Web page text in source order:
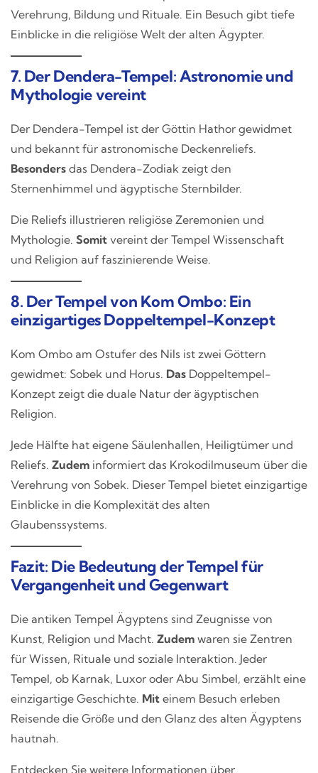
Verehrung, Bildung und Rituale. Ein Besuch gibt tiefe
Einblicke in die religiöse Welt der alten Ägypter.
7. Der Dendera-Tempel: Astronomie und
Mythologie vereint
Der Dendera-Tempel ist der Göttin Hathor gewidmet
und bekannt für astronomische Deckenreliefs.
Besonders das Dendera-Zodiak zeigt den
Sternenhimmel und ägyptische Sternbilder.
Die Reliefs illustrieren religiöse Zeremonien und
Mythologie. Somit vereint der Tempel Wissenschaft
und Religion auf faszinierende Weise.
8. Der Tempel von Kom Ombo: Ein
einzigartiges Doppeltempel-Konzept
Kom Ombo am Ostufer des Nils ist zwei Göttern
gewidmet: Sobek und Horus. Das Doppeltempel-
Konzept zeigt die duale Natur der ägyptischen
Religion.
Jede Hälfte hat eigene Säulenhallen, Heiligtümer und
Reliefs. Zudem informiert das Krokodilmuseum über die
Verehrung von Sobek. Dieser Tempel bietet einzigartige
Einblicke in die Komplexität des alten
Glaubenssystems.
Fazit: Die Bedeutung der Tempel für
Vergangenheit und Gegenwart
Die antiken Tempel Ägyptens sind Zeugnisse von
Kunst, Religion und Macht. Zudem waren sie Zentren
für Wissen, Rituale und soziale Interaktion. Jeder
Tempel, ob Karnak, Luxor oder Abu Simbel, erzählt eine
einzigartige Geschichte. Mit einem Besuch erleben
Reisende die Größe und den Glanz des alten Ägyptens
hautnah.
Entdecken Sie weitere Informationen über